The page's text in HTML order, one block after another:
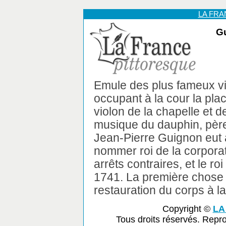
LA
Emule des plus fameux
occupant à la cour la
violon de la chapelle et
musique du dauphin,
Jean-Pierre Guignon
nommer roi de la
arrêts contraires, et le
1741. La première
restauration du corps à
Copyright ©
Tous droits réservés.